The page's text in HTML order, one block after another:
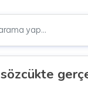
sözcükte